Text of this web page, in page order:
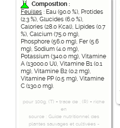
Composition :
Feuilles : Eau (90.0 %), Protides
(2.3 %), Glucides (6.0 %),
Calories (28.0 Kcal), Lipides (0.7
%), Calcium (75.0 mg),
Phosphore (56.0 mg), Fer (5.6
mg), Sodium (4.0 mg),
Potassium (340.0 mg), Vitamine
A (13000.0 Ul), Vitamine B1 (0.1
mg), Vitamine B2 (0.2 mg),
Vitamine PP (0.5 mg), Vitamine
C (130.0 mg).
pour 100g, (T) = trace de , (R) = riche
en
source : Guide nutritionnel des
plantes sauvages et cultivées -